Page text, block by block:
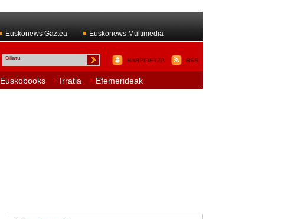
Euskonews Gaztea Euskonews Multimedia
HARPIDETZA RSS
Euskobooks Irratia Efemerideak